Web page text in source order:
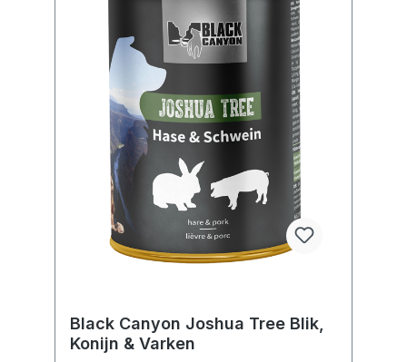
Black Canyon Joshua Tree Blik,
Konijn & Varken